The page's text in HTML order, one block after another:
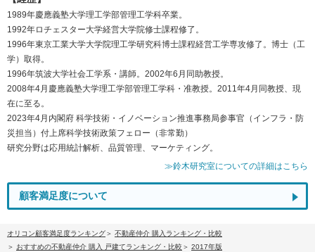
1989年慶應義塾大学理工学部管理工学科卒業。
1992年ロチェスター大学経営大学院修士課程修了。
1996年東京工業大学大学院理工学研究科博士課程経営工学専攻修了。博士（工
学）取得。
1996年筑波大学社会工学系・講師。2002年6月同助教授。
2008年4月慶應義塾大学理工学部管理工学科・准教授。2011年4月同教授、現
在に至る。
2023年4月内閣府 科学技術・イノベーション推進事務局参事官（インフラ・防
災担当）付上席科学技術政策フェロー（非常勤）
研究分野は応用統計解析、品質管理、マーケティング。
≫鈴木研究室についての詳細はこちら
顧客満足度について
オリコン顧客満足度ランキング
不動産仲介 購入ランキング・比較
おすすめの不動産仲介 購入 戸建てランキング・比較
2017年版